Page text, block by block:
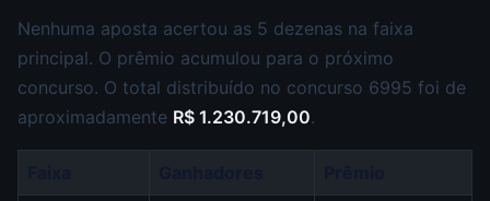
Nenhuma aposta acertou as 5 dezenas na faixa
principal. O prêmio acumulou para o próximo
concurso. O total distribuído no concurso 6995 foi de
aproximadamente R$ 1.230.719,00.